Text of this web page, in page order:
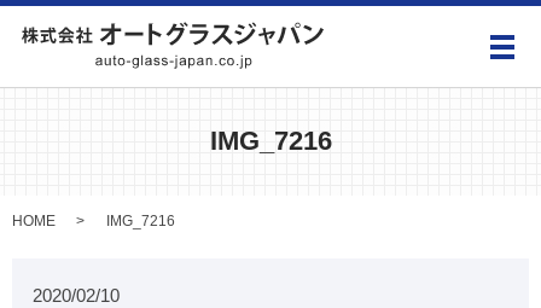
メ
IMG_7216
HOME IMG_7216
2020/02/10